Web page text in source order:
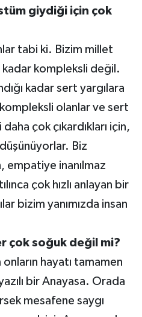
giydiği için çok
tabi ki. Bizim millet
kadar kompleksli değil.
kadar sert yargılara
olanlar ve sert
çok çıkardıkları için,
Biz
empatiye inanılmaz
çok hızlı anlayan bir
bizim yanımızda insan
çok soğuk değil mi?
hayatı tamamen
bir Anayasa. Orada
mesafene saygı